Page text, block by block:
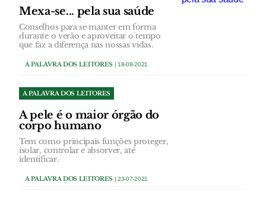
Mexa-se... pela sua saúde
Conselhos para se manter em forma
durante o verão e aproveitar o tempo
que faz a diferença nas nossas vidas.
A PALAVRA DOS LEITORES | 18-08-2021
A PALAVRA DOS LEITORES
A pele é o maior órgão do
corpo humano
Tem como principais funções proteger,
isolar, controlar e absorver, até
identificar.
A PALAVRA DOS LEITORES | 23-07-2021